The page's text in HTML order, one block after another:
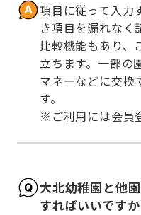
項目に従って入力
き項目を漏れなく
比較機能もあり、
立ちます。一部の
マネーなどに交換
す。
※ご利用には会員
大北幼稚園と他
すればいいですか